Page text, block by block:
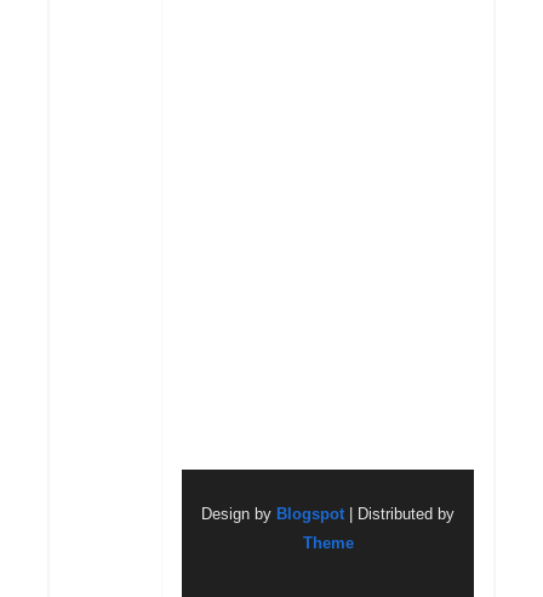
Design by Blogspot| Distributed by
Theme